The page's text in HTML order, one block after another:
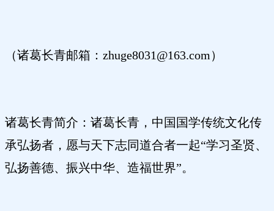
（诸葛长青邮箱： zhuge8031@163.com）
诸葛长青简介：诸葛长青，中国国学传统文化传
承弘扬者，愿与天下志同道合者一起“学习圣贤、
弘扬善德、振兴中华、造福世界”。